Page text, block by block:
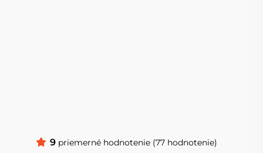
9 priemerné hodnotenie (77 hodnotenie)